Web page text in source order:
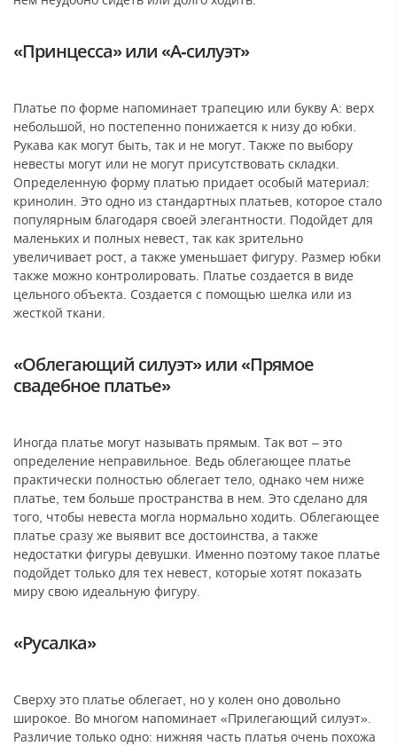
«Принцесса» или «А-силуэт»
Платье по форме напоминает трапецию или букву А: верх
небольшой, но постепенно понижается к низу до юбки.
Рукава как могут быть, так и не могут. Также по выбору
невесты могут или не могут присутствовать складки.
Определенную форму платью придает особый материал:
кринолин. Это одно из стандартных платьев, которое стало
популярным благодаря своей элегантности. Подойдет для
маленьких и полных невест, так как зрительно
увеличивает рост, а также уменьшает фигуру. Размер юбки
также можно контролировать. Платье создается в виде
цельного объекта. Создается с помощью шелка или из
жесткой ткани.
«Облегающий силуэт» или «Прямое
свадебное платье»
Иногда платье могут называть прямым. Так вот – это
определение неправильное. Ведь облегающее платье
практически полностью облегает тело, однако чем ниже
платье, тем больше пространства в нем. Это сделано для
того, чтобы невеста могла нормально ходить. Облегающее
платье сразу же выявит все достоинства, а также
недостатки фигуры девушки. Именно поэтому такое платье
подойдет только для тех невест, которые хотят показать
миру свою идеальную фигуру.
«Русалка»
Сверху это платье облегает, но у колен оно довольно
широкое. Во многом напоминает «Прилегающий силуэт».
Различие только одно: нижняя часть платья очень похожа